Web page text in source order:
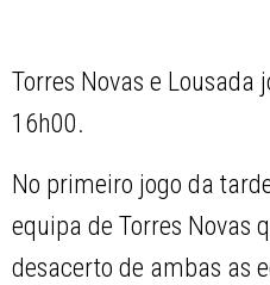
Torres Novas e Lousada
16h00.
No primeiro jogo da
equipa de Torres Novas
desacerto de ambas as